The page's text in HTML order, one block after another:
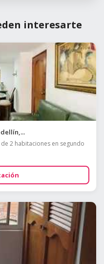
interesarte
2 habitaciones en segundo